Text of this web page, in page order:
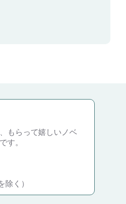
もらって嬉しいノベ
す。
除く）